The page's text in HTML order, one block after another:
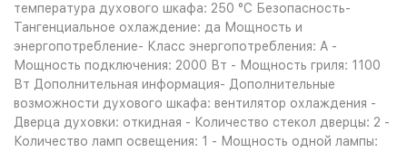
температура духового шкафа: 250 °С Безопасность-
Тангенциальное охлаждение: да Мощность и
энергопотребление- Класс энергопотребления: A -
Мощность подключения: 2000 Вт - Мощность гриля: 1100
Вт Дополнительная информация- Дополнительные
возможности духового шкафа: вентилятор охлаждения -
Дверца духовки: откидная - Количество стекол дверцы: 2 -
Количество ламп освещения: 1 - Мощность одной лампы: